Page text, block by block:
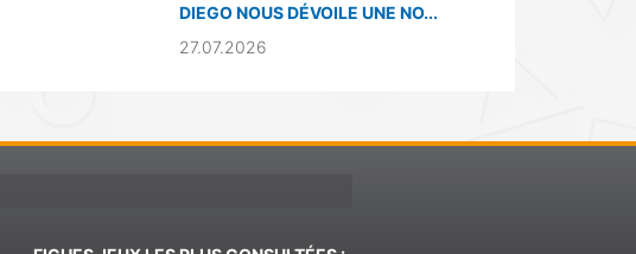
DIEGO NOUS DÉVOILE UNE NO...
27.07.2026